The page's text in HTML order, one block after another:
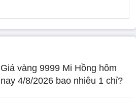
Giá vàng 9999 Mi Hồng hôm
nay 4/8/2026 bao nhiêu 1 chỉ?